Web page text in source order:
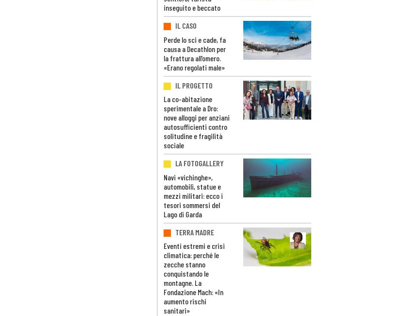
inseguito e beccato
IL CASO
Perde lo sci e cade, fa
causa a Decathlon per
la frattura all’omero.
«Erano regolati male»
IL PROGETTO
La co-abitazione
sperimentale a Dro:
nove alloggi per anziani
autosufficienti contro
solitudine e fragilità
sociale
LA FOTOGALLERY
Navi «vichinghe»,
automobili, statue e
mezzi militari: ecco i
tesori sommersi del
Lago di Garda
TERRA MADRE
Eventi estremi e crisi
climatica: perché le
zecche stanno
conquistando le
montagne. La
Fondazione Mach: «In
aumento rischi
sanitari»